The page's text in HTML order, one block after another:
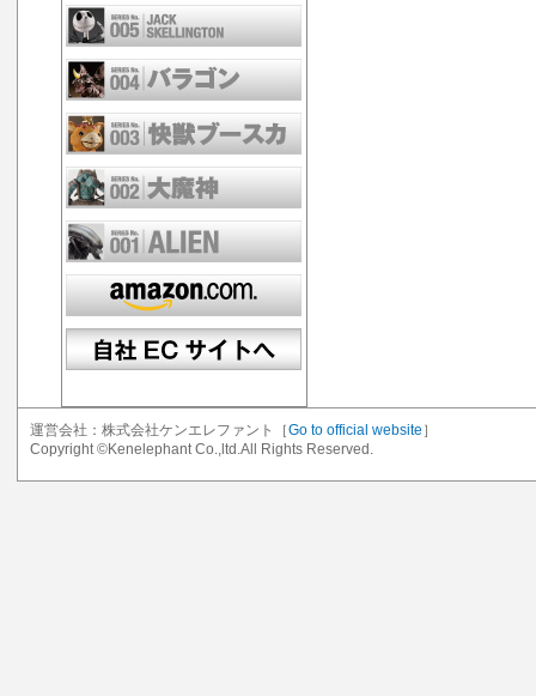
運営会社：株式会社ケンエレファント［Go to official website ］
Copyright ©Kenelephant Co.,ltd.All Rights Reserved.